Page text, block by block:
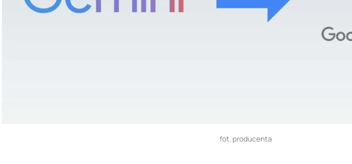
fot. producenta